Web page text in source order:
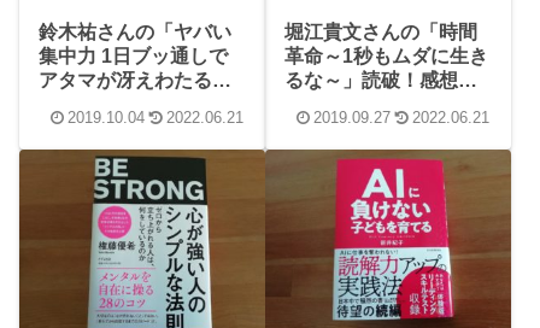
鈴木祐さんの「ヤバい
集中力 1日ブッ通しで
アタマが冴えわたる神
破！感想や内容、学ん
だことまとめ
2019.10.04 2022.06.21
堀江貴文さんの「時間
革命～1秒もムダに生き
るな～」読破！感想や
め
2019.09.27 2022.06.21